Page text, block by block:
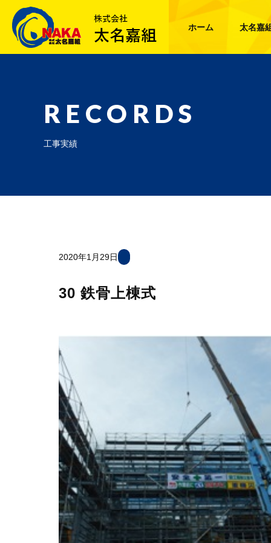
ホーム 太名嘉
RECORDS
工事実績
2020年1月29日
30 鉄骨上棟式